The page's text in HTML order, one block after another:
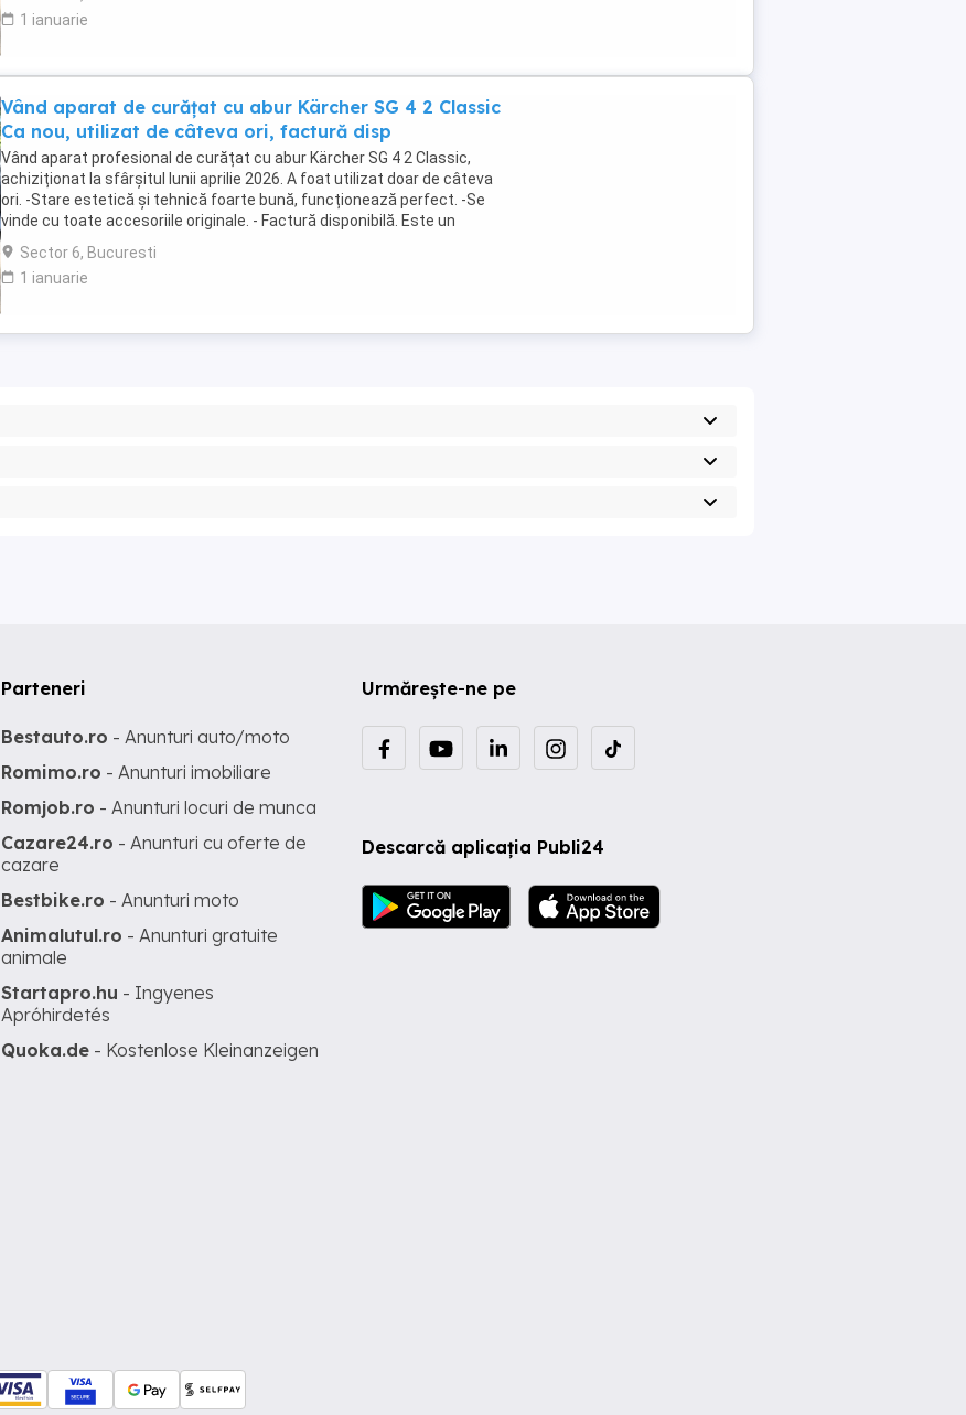
1 ianuarie
Vând aparat de curățat cu abur Kärcher SG 4 2 Classic
Ca nou, utilizat de câteva ori, factură disp
Vând aparat profesional de curățat cu abur Kärcher SG 4 2 Classic,
achiziționat la sfârșitul lunii aprilie 2026. A foat utilizat doar de câteva
ori. -Stare estetică și tehnică foarte bună, funcționează perfect. -Se
vinde cu toate accesoriile originale. - Factură disponibilă. Este un
aparat profesional, ...
Sector 6, Bucuresti
1 ianuarie
Urmărește-ne pe
Descarcă aplicația Publi24
Parteneri
Bestauto.ro - Anunturi auto/moto
Romimo.ro - Anunturi imobiliare
Romjob.ro - Anunturi locuri de munca
Cazare24.ro - Anunturi cu oferte de
cazare
Bestbike.ro - Anunturi moto
Animalutul.ro - Anunturi gratuite
animale
Startapro.hu - Ingyenes
Apróhirdetés
Quoka.de - Kostenlose Kleinanzeigen